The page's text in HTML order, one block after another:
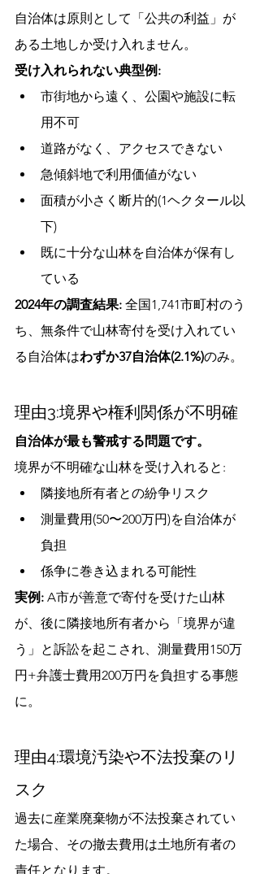
自治体は原則として「公共の利益」が
ある土地しか受け入れません。
受け入れられない典型例:
市街地から遠く、公園や施設に転
用不可
道路がなく、アクセスできない
急傾斜地で利用価値がない
面積が小さく断片的(1ヘクタール以
下)
既に十分な山林を自治体が保有し
ている
2024年の調査結果: 全国1,741市町村のう
ち、無条件で山林寄付を受け入れてい
る自治体はわずか37自治体(2.1%)のみ。
理由3:境界や権利関係が不明確
自治体が最も警戒する問題です。
境界が不明確な山林を受け入れると:
隣接地所有者との紛争リスク
測量費用(50〜200万円)を自治体が
負担
係争に巻き込まれる可能性
実例: A市が善意で寄付を受けた山林
が、後に隣接地所有者から「境界が違
う」と訴訟を起こされ、測量費用150万
円+弁護士費用200万円を負担する事態
に。
理由4:環境汚染や不法投棄のリ
スク
過去に産業廃棄物が不法投棄されてい
た場合、その撤去費用は土地所有者の
責任となります。